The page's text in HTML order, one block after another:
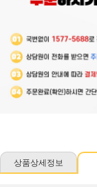
상품상세정보